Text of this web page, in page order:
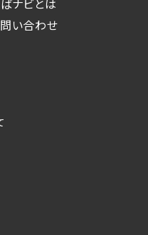
報は、ご本人の意
れ必要となる項目
各々のサービスを
について
て個人情報を提供
ナビとは
い合わせ